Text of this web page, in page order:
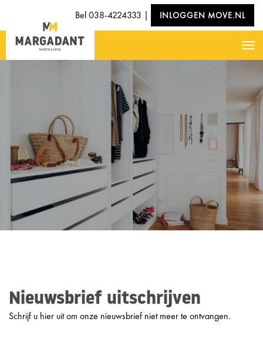
Bel038-4224333 | INLOGGEN MOVE.NL
Nieuwsbrief uitschrijven
Schrijf u hier uit om onze nieuwsbrief niet meer te ontvangen.